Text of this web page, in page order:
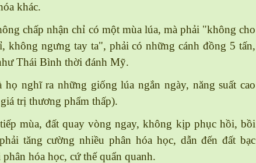
khác.
chấp nhận chỉ có một mùa lúa, mà phải "không cho
không ngưng tay ta", phải có những cánh đồng 5 tấn,
Thái Bình thời đánh Mỹ.
họ nghĩ ra những giống lúa ngắn ngày, năng suất cao
trị thương phẩm thấp).
mùa, đất quay vòng ngay, không kịp phục hồi, bồi
tăng cường nhiều phân hóa học, dẫn đến đất bạc
phân hóa học, cứ thế quẩn quanh.